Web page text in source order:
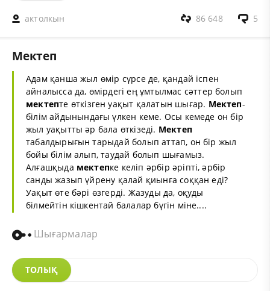
актолкын 5
86 648
Мектеп
Адам қанша жыл өмір сүрсе де, қандай іспен
айналысса да, өмірдегі ең ұмтылмас сәттер болып
мектепте өткізгенуақыт қалатын шығар. Мектеп-
білім айдынындағы үлкен кеме. Осы кемеде он бір
жыл уақытты әр бала өткізеді. Мектеп
табалдырығын тарыдай болып аттап, он бір жыл
бойы білім алып, таудай болып шығамыз.
Алғашқыда мектепке келіп әрбір әріпті, әрбір
санды жазып үйрену қалай қиынға соққан еді?
Уақыт өте бәрі өзгерді. Жазуды да, оқуды
білмейтін кішкентай балалар бүгін міне....
Шығармалар
ТОЛЫҚ